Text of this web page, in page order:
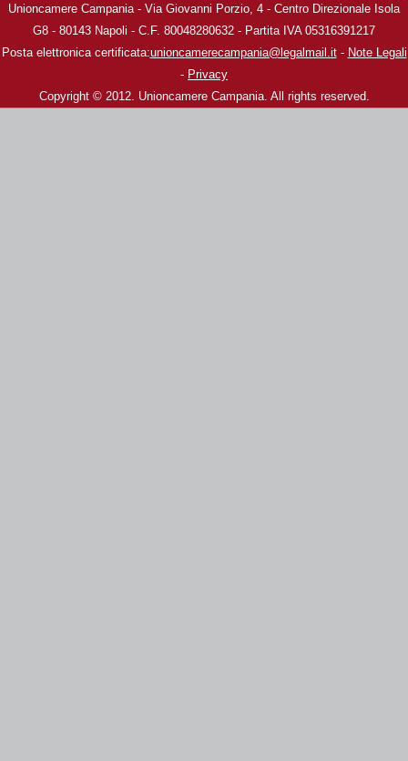
Unioncamere Campania - Via Giovanni Porzio, 4 - Centro Direzionale Isola
G8 - 80143 Napoli - C.F. 80048280632 - Partita IVA 05316391217
Posta elettronica certificata:unioncamerecampania@legalmail.it- Note Legali
- Privacy
Copyright © 2012. Unioncamere Campania. All rights reserved.